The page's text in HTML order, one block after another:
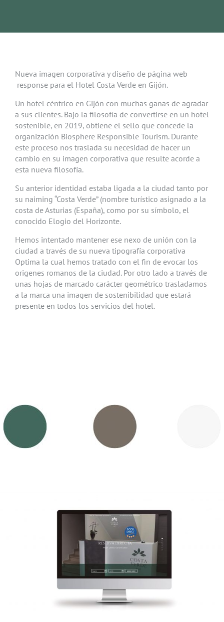
Nueva imagen corporativa y diseño de página web
response para el Hotel Costa Verde en Gijón.
Un hotel céntrico en Gijón con muchas ganas de agradar
a sus clientes. Bajo la filosofía de convertirse en un hotel
sostenible, en 2019, obtiene el sello que concede la
organización Biosphere Responsible Tourism. Durante
este proceso nos traslada su necesidad de hacer un
cambio en su imagen corporativa que resulte acorde a
esta nueva filosofía.
Su anterior identidad estaba ligada a la ciudad tanto por
su naiming “Costa Verde” (nombre turístico asignado a la
costa de Asturias (España), como por su símbolo, el
conocido Elogio del Horizonte.
Hemos intentado mantener ese nexo de unión con la
ciudad a través de su nueva tipografía corporativa
Optima la cual hemos tratado con el fin de evocar los
origenes romanos de la ciudad. Por otro lado a través de
unas hojas de marcado carácter geométrico trasladamos
a la marca una imagen de sostenibilidad que estará
presente en todos los servicios del hotel.